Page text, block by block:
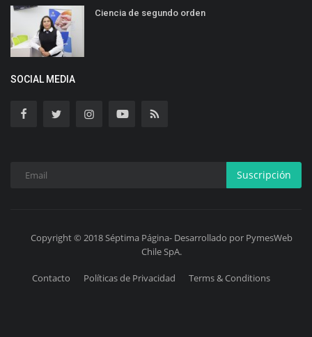
Ciencia de segundo orden
SOCIAL MEDIA
Suscripción
Copyright © 2018 Séptima Página- Desarrollado por PymesWeb
Chile SpA.
Contacto Políticas de Privacidad Terms & Conditions